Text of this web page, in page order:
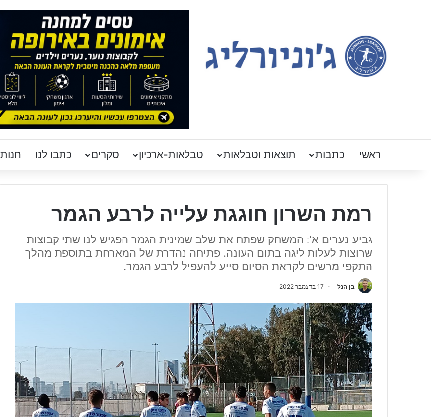
ראשי כתבות תוצאות וטבלאות טבלאות-ארכיון סקרים כתבו לנו חנות
רמת השרון חוגגת עלייה לרבע הגמר
גביע נערים א': המשחק שפתח את שלב שמינית הגמר הפגיש לנו שתי קבוצות
שרוצות לעלות ליגה בתום העונה. פתיחה נהדרת של המארחת בתוספת מהלך
התקפי מרשים לקראת הסיום סייע להעפיל לרבע הגמר.
בן הנל 17 בדצמבר 2022